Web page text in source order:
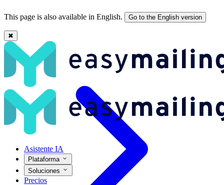
This page is also available in English. Go to the English version
✖
Asistente IA
Plataforma
Soluciones
Precios
Campos personalizados en Easymailing: qué son y cómo usarlos